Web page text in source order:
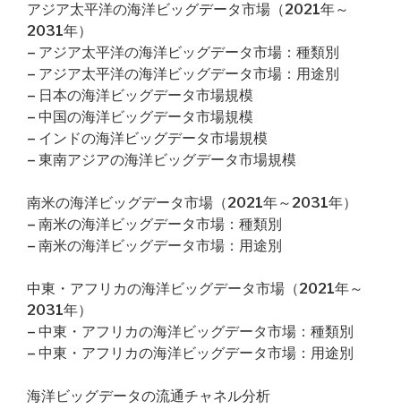
アジア太平洋の海洋ビッグデータ市場（2021年～
2031年）
– アジア太平洋の海洋ビッグデータ市場：種類別
– アジア太平洋の海洋ビッグデータ市場：用途別
– 日本の海洋ビッグデータ市場規模
– 中国の海洋ビッグデータ市場規模
– インドの海洋ビッグデータ市場規模
– 東南アジアの海洋ビッグデータ市場規模
南米の海洋ビッグデータ市場（2021年～2031年）
– 南米の海洋ビッグデータ市場：種類別
– 南米の海洋ビッグデータ市場：用途別
中東・アフリカの海洋ビッグデータ市場（2021年～
2031年）
– 中東・アフリカの海洋ビッグデータ市場：種類別
– 中東・アフリカの海洋ビッグデータ市場：用途別
海洋ビッグデータの流通チャネル分析